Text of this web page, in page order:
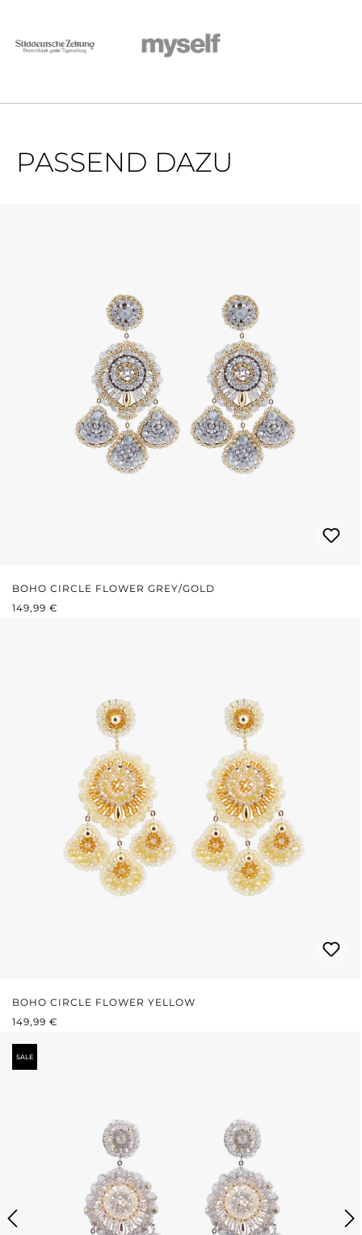
PASSEND DAZU
BOHO CIRCLE FLOWER GREY/GOLD
REGULÄRER PREIS:
149,99 €
BOHO CIRCLE FLOWER YELLOW
REGULÄRER PREIS:
149,99 €
SALE